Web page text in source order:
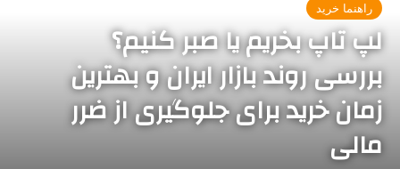
راهنما خرید
لپ تاپ بخریم یا صبر کنیم؟
بررسی روند بازار ایران و بهترین
زمان خرید برای جلوگیری از ضرر
مالی